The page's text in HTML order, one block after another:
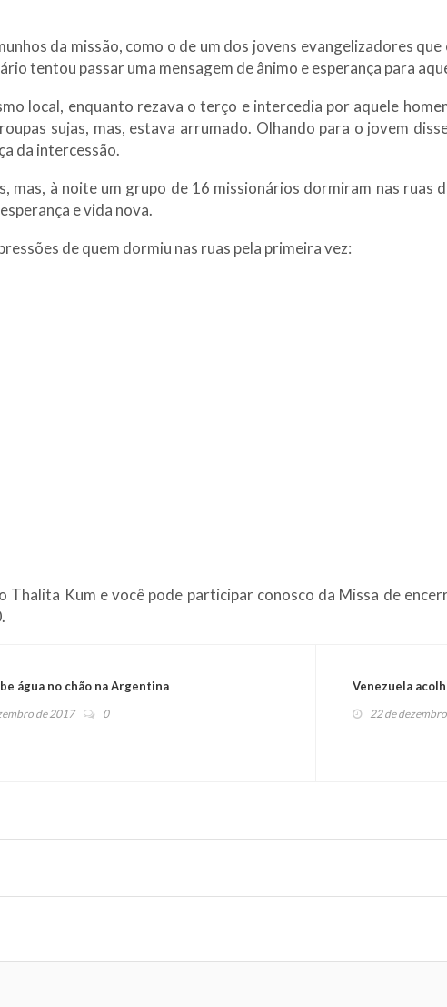
da missão, como o de um dos jovens evangelizadores
tentou passar uma mensagem de ânimo e esperança para
local, enquanto rezava o terço e intercedia por aquele
sujas, mas, estava arrumado. Olhando para o jovem
da intercessão.
mas, à noite um grupo de 16 missionários dormiram nas ruas
e vida nova.
de quem dormiu nas ruas pela primeira vez:
Thalita Kum e você pode participar conosco da Missa de
água no chão na Argentina
de 2017 0
Venezuela
22 de